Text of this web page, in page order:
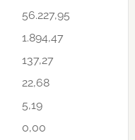
56.227,95
1.894,47
137,27
22,68
5,19
0,00